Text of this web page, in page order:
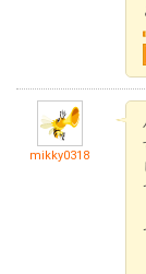
mikky0318